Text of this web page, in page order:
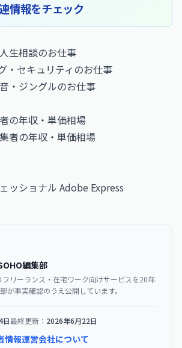
情報をチェック
生相談のお仕事
・セキュリティのお仕事
・ジングルのお仕事
の年収・単価相場
者の年収・単価相場
ッショナル Adobe Express
編集部
リーランス・在宅ワーク向けサービスを20年
が事実確認のうえ公開しています。
日最終更新： 2026年6月22日
情報運営会社について